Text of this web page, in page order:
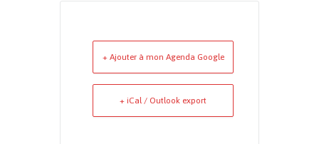
+ Ajouter à mon Agenda Google
+ iCal / Outlook export